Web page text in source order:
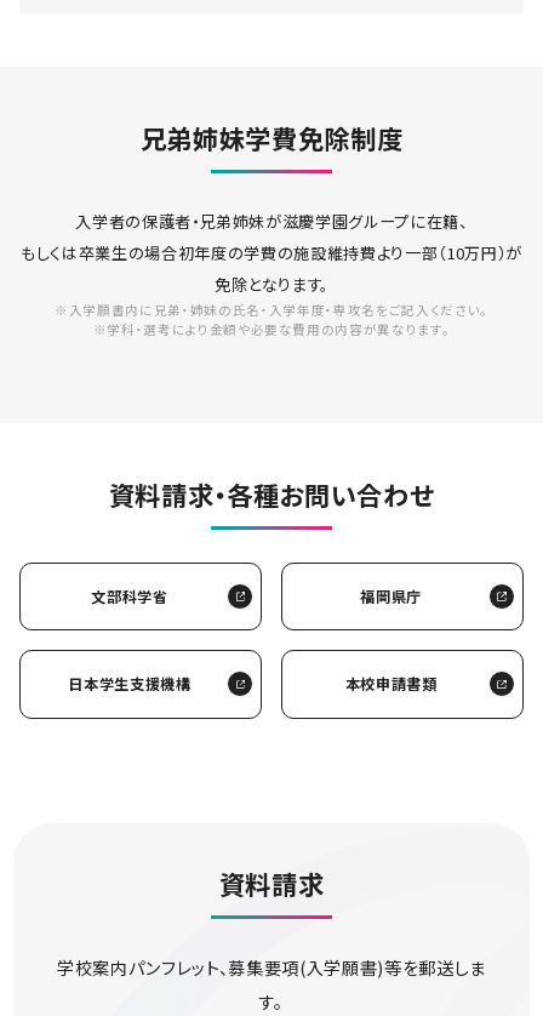
兄弟姉妹学費免除制度
入学者の保護者・兄弟姉妹が滋慶学園グループに在籍、
もしくは卒業生の場合初年度の学費の施設維持費より一部（10万円）が
免除となります。
※入学願書内に兄弟・姉妹の氏名・入学年度・専攻名をご記入ください。
※学科・選考により金額や必要な費用の内容が異なります。
資料請求・各種お問い合わせ
文部科学省 福岡県庁
日本学生支援機構 本校申請書類
資料請求
学校案内パンフレット、募集要項(入学願書)等を郵送しま
す。